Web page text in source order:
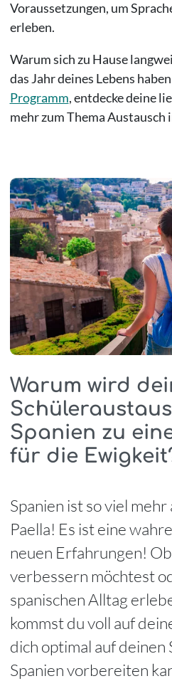
Voraussetzungen, um
erleben.
Warum sich zu Hause
das Jahr deines Lebens
Programm, entdecke deine
mehr zum Thema Austausch
Warum wird
Spanien zu
für die
Spanien ist so viel mehr
Paella! Es ist eine
neuen Erfahrungen!
verbessern möchtest
spanischen Alltag
kommst du voll auf
dich optimal auf deinen
Spanien vorbereiten